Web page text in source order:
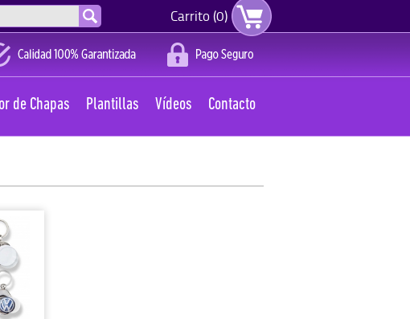
Carrito (0)
de Chapas Plantillas Vídeos Contacto